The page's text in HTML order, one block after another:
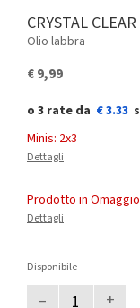
CRYSTAL CLEAR
Olio labbra
€ 9,99
€ 3.33
Minis: 2x3
Dettagli
Prodotto in Omaggio
Dettagli
Disponibile
– +